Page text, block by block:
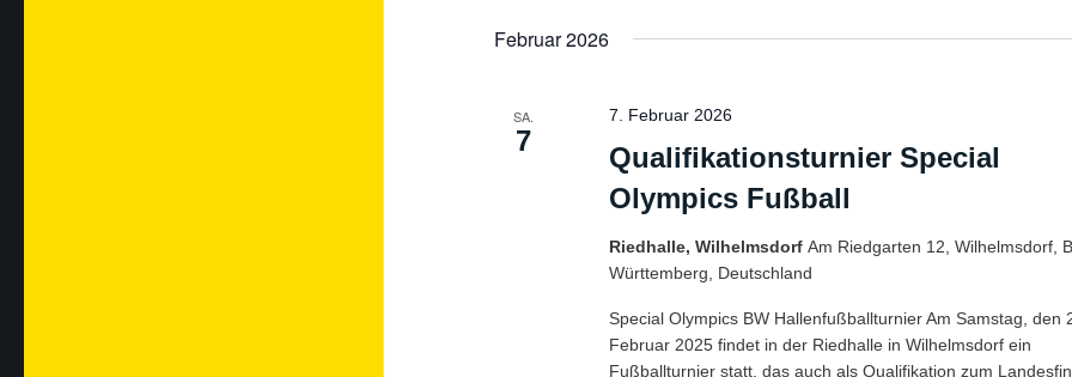
Februar 2026
SA.
7
Qualifikationsturnier Special
Olympics Fußball
7. Februar 2026
Riedhalle, WilhelmsdorfAm Riedgarten 12, Wilhelmsdorf,
Württemberg, Deutschland
Special Olympics BW Hallenfußballturnier Am Samstag, den
Februar 2025 findet in der Riedhalle in Wilhelmsdorf ein
Fußballturnier statt, das auch als Qualifikation zum